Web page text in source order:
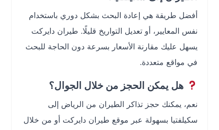
أفضل طريقة هي إعادة البحث بشكل دوري باستخدام
نفس المعايير، أو تعديل التواريخ قليلًا. طيران دايركت
يسهل عليك مقارنة الأسعار بسرعة دون الحاجة للبحث
في مواقع متعددة.
هل يمكن الحجز من خلال الجوال؟
نعم، يمكنك حجز تذاكر الطيران من الرياض إلى
سكيلفتيا بسهولة عبر موقع طيران دايركت أو من خلال